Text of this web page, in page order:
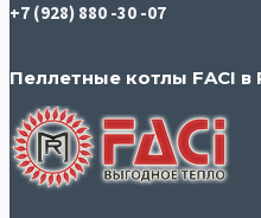
+7 (928) 880 -30 -07
Пеллетные котлы FACI